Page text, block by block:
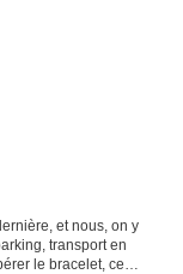
et nous, on y
transport en
le bracelet, ce